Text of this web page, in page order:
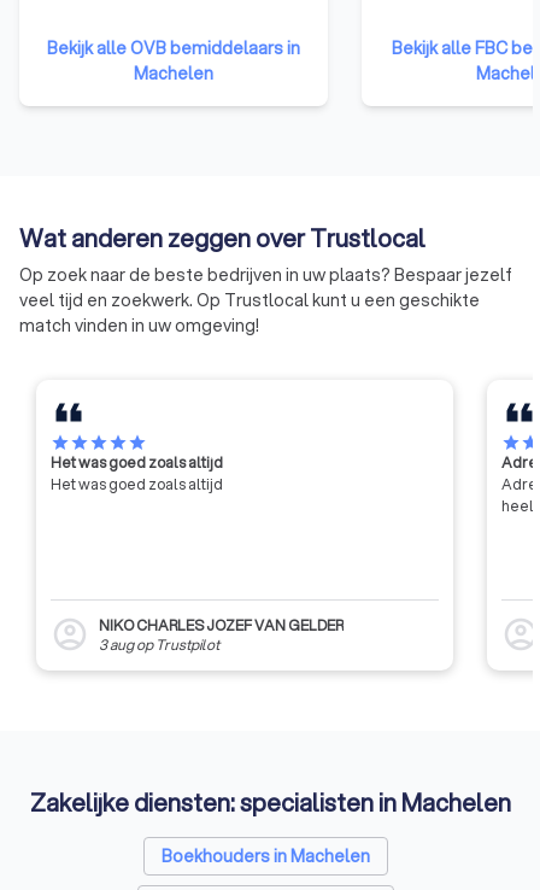
beroepsorganisatie de belangen
van de advocatuur in haar
contacten met de overheden.
Bekijk alle OVB bemiddelaars in
Machelen
voor bemiddeling
FBC staat als
erkenning van
Bekijk alle FBC
Wat anderen zeggen over Trustlocal
Op zoek naar de beste bedrijven in uw plaats? Bespaar jezelf
veel tijd en zoekwerk. Op Trustlocal kunt u een geschikte
match vinden in uw omgeving!
starstarstarstarstar
Het was goed zoals altijd
Het was goed zoals altijd
account_circle
NIKO CHARLES JOZEF VAN GELDER
3 augop Trustpilot
starstar
heel
account_circle
Zakelijke diensten: specialisten in Machelen
Boekhouders in Machelen